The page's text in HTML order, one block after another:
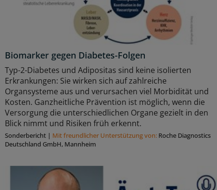
Biomarker gegen Diabetes-Folgen
Typ-2-Diabetes und Adipositas sind keine isolierten
Erkrankungen: Sie wirken sich auf zahlreiche
Organsysteme aus und verursachen viel Morbidität und
Kosten. Ganzheitliche Prävention ist möglich, wenn die
Versorgung die unterschiedlichen Organe gezielt in den
Blick nimmt und Risiken früh erkennt.
Sonderbericht | Mit freundlicher Unterstützung von: Roche Diagnostics
Deutschland GmbH, Mannheim